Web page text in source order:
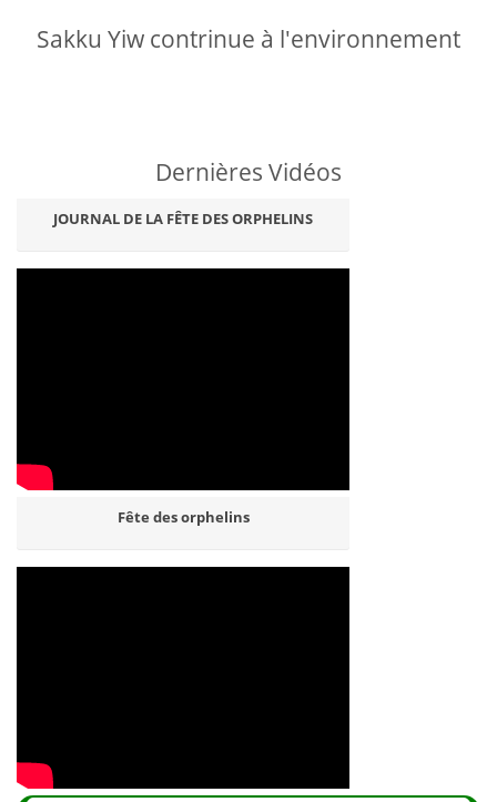
Sakku Yiw contrinue à l'environnement
Dernières Vidéos
JOURNAL DE LA FÊTE DES ORPHELINS
Fête des orphelins